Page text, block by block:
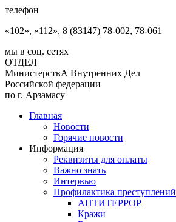
телефон
«102», «112», 8 (83147) 78-002, 78-061
мы в соц. сетях
ОТДЕЛ
МинистерствА Внутренних Дел
Российской федерации
по г. Арзамасу
Главная
Новости
Горячие новости
Информация
Реквизиты для оплаты
Важно знать
Интервью
Профилактика преступлений
АНТИТЕРРОР
Кражи